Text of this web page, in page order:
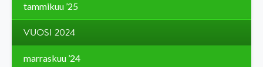
tammikuu ’25
VUOSI 2024
marraskuu ’24